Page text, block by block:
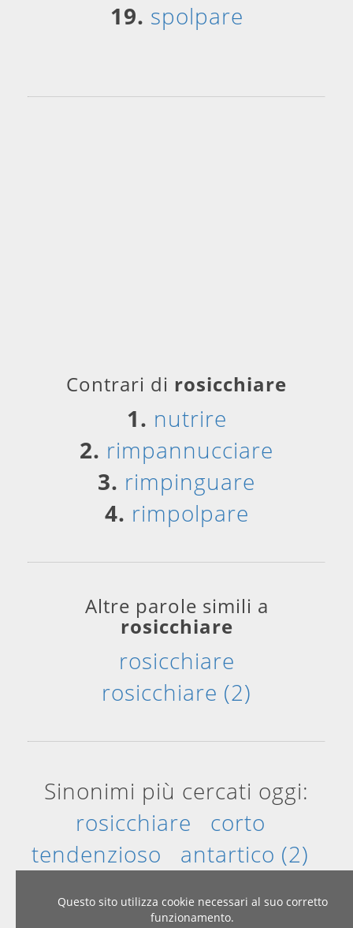
19. spolpare
Contrari di rosicchiare
1. nutrire
2. rimpannucciare
3. rimpinguare
4. rimpolpare
Altre parole simili a
rosicchiare
rosicchiare
rosicchiare (2)
Sinonimi più cercati oggi:
rosicchiare
corto
tendenzioso
antartico (2)
Questo sito utilizza cookie necessari al suo corretto
funzionamento.